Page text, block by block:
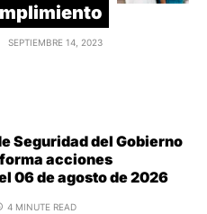
SEPTIEMBRE 14, 2023
Seguridad del Gobierno
acciones
06 de agosto de 2026
4 MINUTE READ